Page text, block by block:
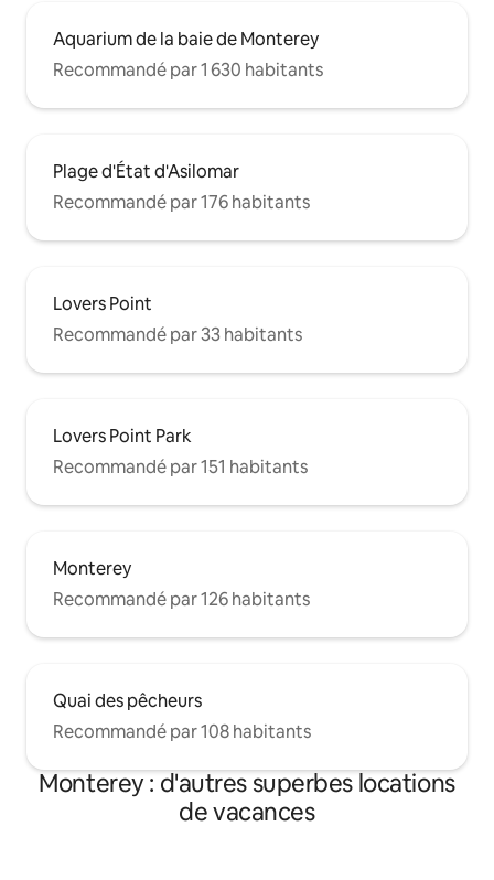
Aquarium de la baie de Monterey
Recommandé par 1 630 habitants
Plage d'État d'Asilomar
Recommandé par 176 habitants
Lovers Point
Recommandé par 33 habitants
Lovers Point Park
Recommandé par 151 habitants
Monterey
Recommandé par 126 habitants
Quai des pêcheurs
Recommandé par 108 habitants
Monterey : d'autres superbes locations
de vacances